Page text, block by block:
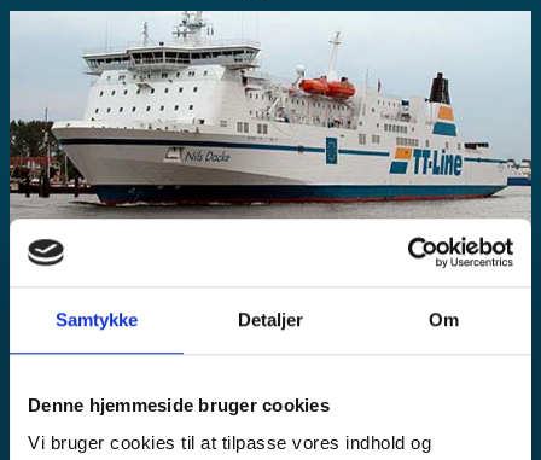
Samtykke Detaljer Om
Denne hjemmeside bruger cookies
Vi bruger cookies til at tilpasse vores indhold og
Nyt samarbejde mellem TT-Lines og Rønne Havn
A/S.
TT-Lines starter en ny rute mellem Swinoujscie
og Rønne, der har første ankomst den 24. juni